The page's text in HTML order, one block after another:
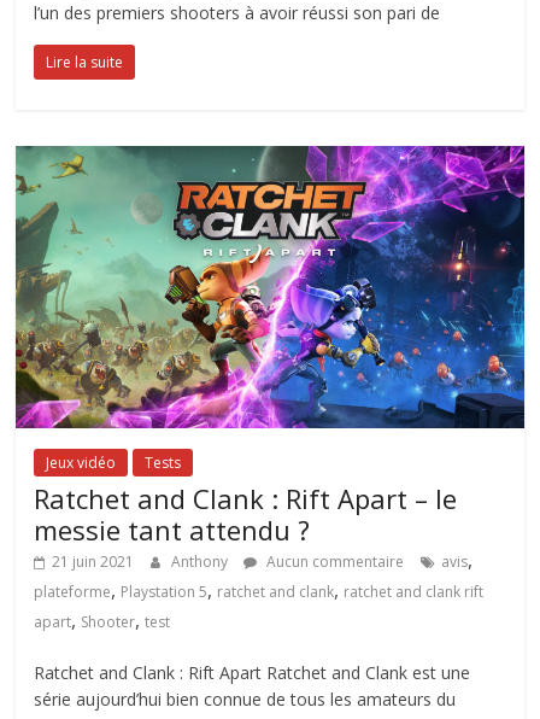
l’un des premiers shooters à avoir réussi son pari de
Lire la suite
Jeux vidéo Tests
Ratchet and Clank : Rift Apart – le
messie tant attendu ?
21 juin 2021 Anthony Aucun commentaire avis,
plateforme, Playstation 5, ratchet and clank, ratchet and clank rift
apart, Shooter,test
Ratchet and Clank : Rift Apart Ratchet and Clank est une
série aujourd’hui bien connue de tous les amateurs du